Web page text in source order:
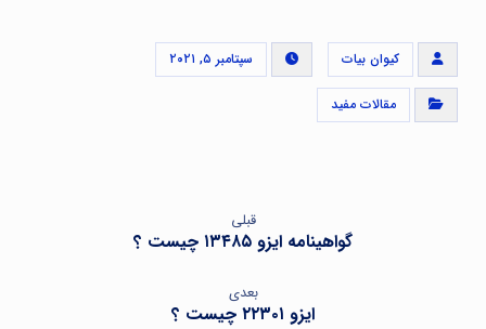
کیوان بیات سپتامبر ۵, ۲۰۲۱
مقالات مفید
قبلی
گواهینامه ایزو ۱۳۴۸۵ چیست ؟
بعدی
ایزو ۲۲۳۰۱ چیست ؟